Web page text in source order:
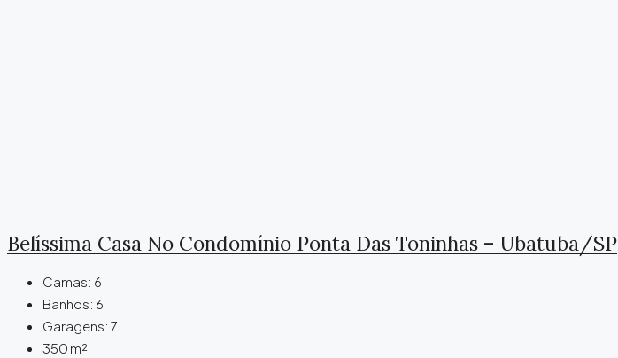
Belíssima Casa No Condomínio Ponta Das Toninhas – Ubatuba/SP
Camas: 6
Banhos: 6
Garagens: 7
350 m²